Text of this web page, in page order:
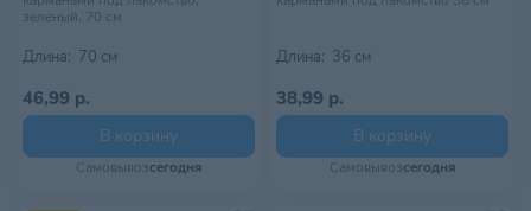
зеленый, 70 см
Длина: 70 см
46,99 р.
В корзину
Самовывозсегодня
Длина: 36 см
38,99 р.
В корзину
Самовывозсегодня